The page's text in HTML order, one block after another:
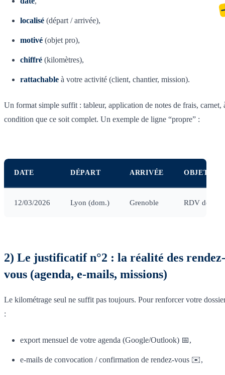
localisé (départ / arrivée),
motivé (objet pro),
chiffré (kilomètres),
rattachable à votre activité (client, chantier, mission).
Un format simple suffit : tableur, application de notes de frais, carnet,
condition que ce soit complet. Un exemple de ligne “propre” :
DATE DÉPART ARRIVÉE OBJET
12/03/2026 Lyon (dom.) Grenoble RDV devis
2) Le justificatif n°2 : la réalité des rendez-
vous (agenda, e-mails, missions)
Le kilométrage seul ne suffit pas toujours. Pour renforcer votre
:
export mensuel de votre agenda (Google/Outlook) 📅,
e-mails de convocation / confirmation de rendez-vous ✉️,